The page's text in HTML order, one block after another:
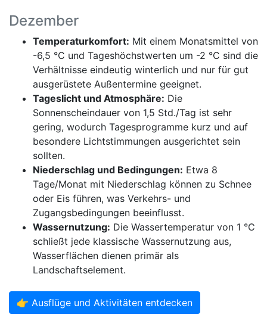
Dezember
Temperaturkomfort: Mit einem Monatsmittel von
-6,5 °C und Tageshöchstwerten um -2 °C sind die
Verhältnisse eindeutig winterlich und nur für gut
ausgerüstete Außentermine geeignet.
Tageslicht und Atmosphäre: Die
Sonnenscheindauer von 1,5 Std./Tag ist sehr
gering, wodurch Tagesprogramme kurz und auf
besondere Lichtstimmungen ausgerichtet sein
sollten.
Niederschlag und Bedingungen: Etwa 8
Tage/Monat mit Niederschlag können zu Schnee
oder Eis führen, was Verkehrs- und
Zugangsbedingungen beeinflusst.
Wassernutzung: Die Wassertemperatur von 1 °C
schließt jede klassische Wassernutzung aus,
Wasserflächen dienen primär als
Landschaftselement.
👉 Ausflüge und Aktivitäten entdecken